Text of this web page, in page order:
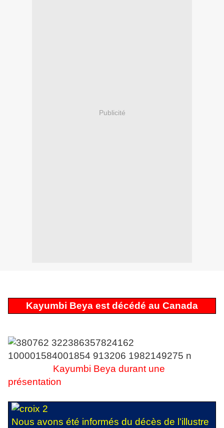
Publicité
Kayumbi Beya est décédé au Canada
Kayumbi Beya durant une
présentation
Nous avons été informés du décès de l’illustre